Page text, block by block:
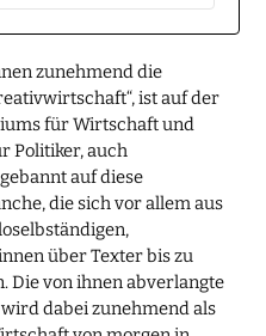
zunehmend die
ist auf der
für Wirtschaft und
Politiker, auch
auf diese
die sich vor allem aus
über Texter bis zu
Die von ihnen abverlangte
dabei zunehmend als